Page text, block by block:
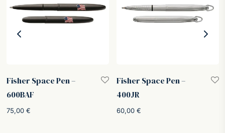
Fisher Space Pen –
600BAF
75,00 €
Fisher Space Pen –
400JR
60,00 €